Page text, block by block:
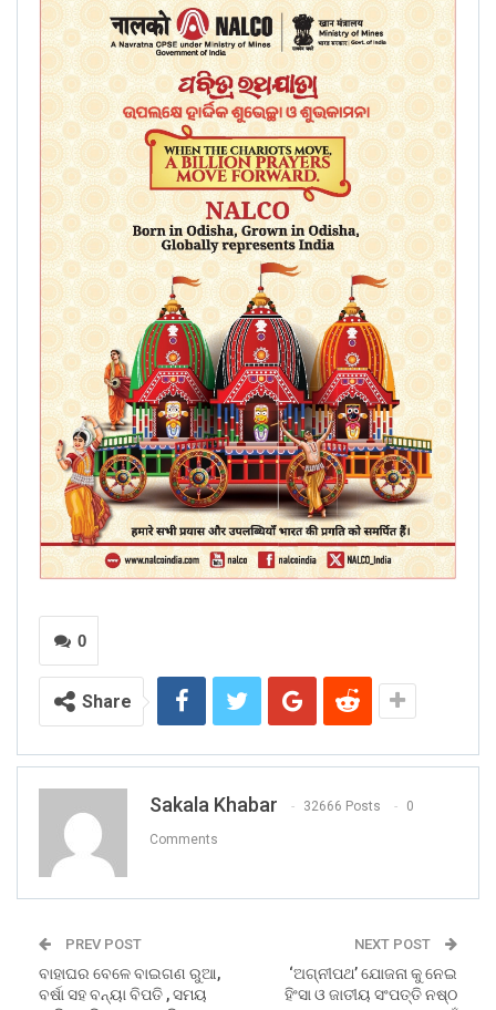
0
Share
Sakala Khabar 32666 Posts 0
Comments
PREV POST
ବାହାଘର ବେଳେ ବାଇଗଣ ରୁଆ,
ବର୍ଷା ସହ ବନ୍ୟା ବିପତି , ସମୟ
NEXT POST
‘ଅଗ୍ନୀପଥ’ ଯୋଜନା କୁ ନେଇ
ହିଂସା ଓ ଜାତୀୟ ସଂପତ୍ତି ନଷ୍ଠ